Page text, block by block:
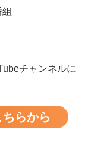
組
チャンネルに
らから